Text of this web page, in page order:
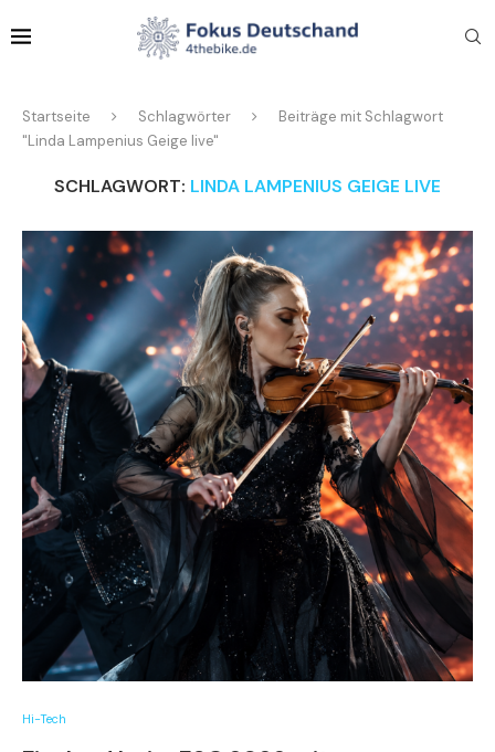
Startseite Schlagwörter
Beiträge mit Schlagwort
"Linda Lampenius Geige live"
SCHLAGWORT: LINDA LAMPENIUS GEIGE LIVE
Hi-Tech